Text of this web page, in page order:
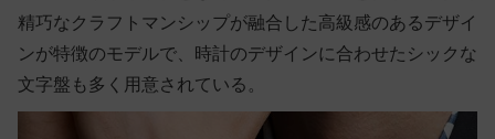
精巧なクラフトマンシップが融合した高級感のあるデザイ
ンが特徴のモデルで、時計のデザインに合わせたシックな
文字盤も多く用意されている。